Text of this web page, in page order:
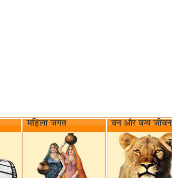
महिला जगत वन और वन्य जीवन‌